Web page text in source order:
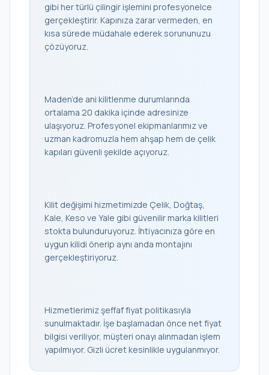
gibi her türlü çilingir işlemini profesyonelce
gerçekleştirir. Kapınıza zarar vermeden, en
kısa sürede müdahale ederek sorununuzu
çözüyoruz.
Maden’de ani kilitlenme durumlarında
ortalama 20 dakika içinde adresinize
ulaşıyoruz. Profesyonel ekipmanlarımız ve
uzman kadromuzla hem ahşap hem de çelik
kapıları güvenli şekilde açıyoruz.
Kilit değişimi hizmetimizde Çelik, Doğtaş,
Kale, Keso ve Yale gibi güvenilir marka kilitleri
stokta bulunduruyoruz. İhtiyacınıza göre en
uygun kilidi önerip aynı anda montajını
gerçekleştiriyoruz.
Hizmetlerimiz şeffaf fiyat politikasıyla
sunulmaktadır. İşe başlamadan önce net fiyat
bilgisi veriliyor, müşteri onayı alınmadan işlem
yapılmıyor. Gizli ücret kesinlikle uygulanmıyor.